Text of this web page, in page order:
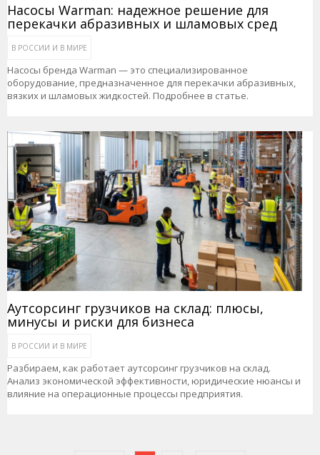
Насосы Warman: надежное решение для
перекачки абразивных и шламовых сред
В РОССИИ И В МИРЕ
Насосы бренда Warman — это специализированное
оборудование, предназначенное для перекачки абразивных,
вязких и шламовых жидкостей. Подробнее в статье.
Аутсорсинг грузчиков на склад: плюсы,
минусы и риски для бизнеса
В РОССИИ И В МИРЕ
Разбираем, как работает аутсорсинг грузчиков на склад.
Анализ экономической эффективности, юридические нюансы и
влияние на операционные процессы предприятия.